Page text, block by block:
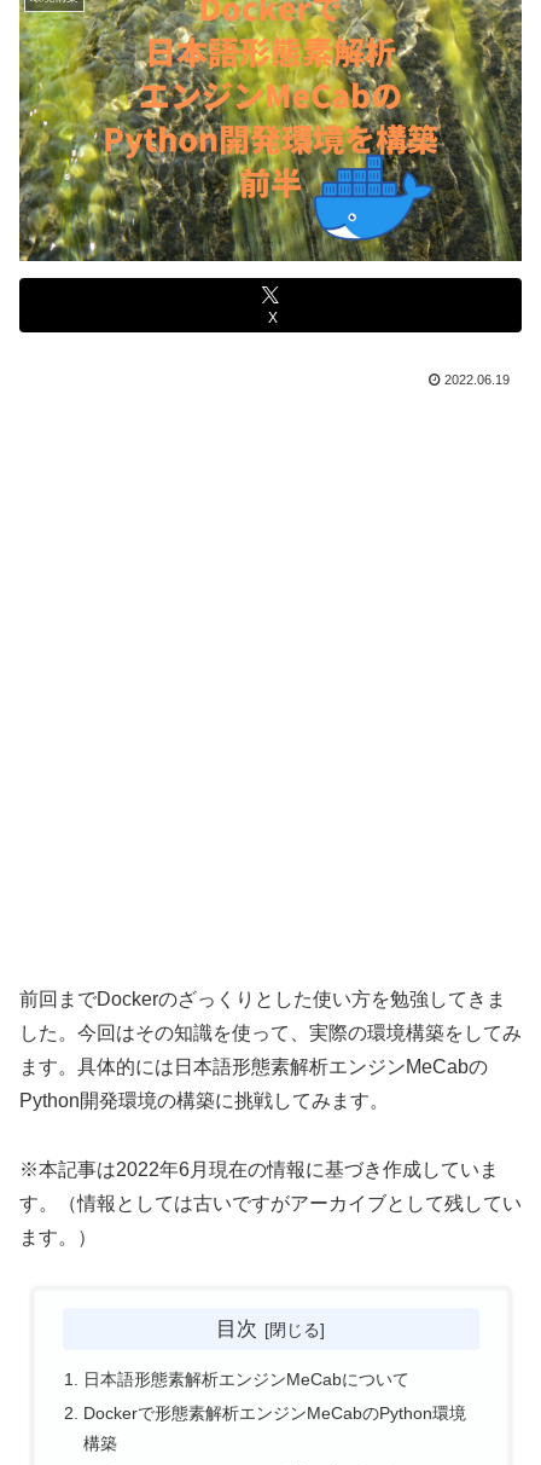
X
2022.06.19
前回までDockerのざっくりとした使い方を勉強してきま
した。今回はその知識を使って、実際の環境構築をしてみ
ます。具体的には日本語形態素解析エンジンMeCabの
Python開発環境の構築に挑戦してみます。
※本記事は2022年6月現在の情報に基づき作成していま
す。（情報としては古いですがアーカイブとして残してい
ます。）
目次
日本語形態素解析エンジンMeCabについて
Dockerで形態素解析エンジンMeCabのPython環境
構築